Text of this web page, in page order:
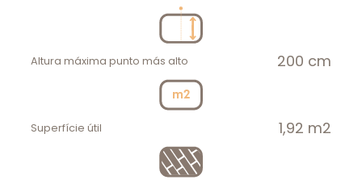
Altura máxima punto más alto 200 cm
Superfície útil 1,92 m2